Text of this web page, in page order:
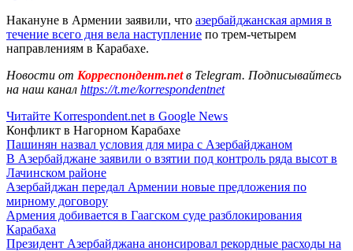
Накануне в Армении заявили, что азербайджанская армия в
течение всего дня вела наступление по трем-четырем
направлениям в Карабахе.
Новости от Корреспондент.netв Telegram. Подписывайтесь
на наш канал https://t.me/korrespondentnet
Читайте Korrespondent.net в Google News
Конфликт в Нагорном Карабахе
Пашинян назвал условия для мира с Азербайджаном
В Азербайджане заявили о взятии под контроль ряда высот в
Лачинском районе
Азербайджан передал Армении новые предложения по
мирному договору
Армения добивается в Гаагском суде разблокирования
Карабаха
Президент Азербайджана анонсировал рекордные расходы на